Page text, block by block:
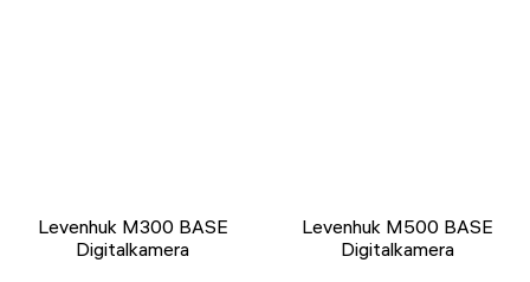
Levenhuk M300 BASE
Digitalkamera
Levenhuk M500 BASE
Digitalkamera